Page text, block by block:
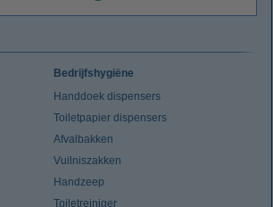
Bedrijfshygiëne
Handdoek dispensers
Toiletpapier dispensers
Afvalbakken
Vuilniszakken
Handzeep
Toiletreiniger